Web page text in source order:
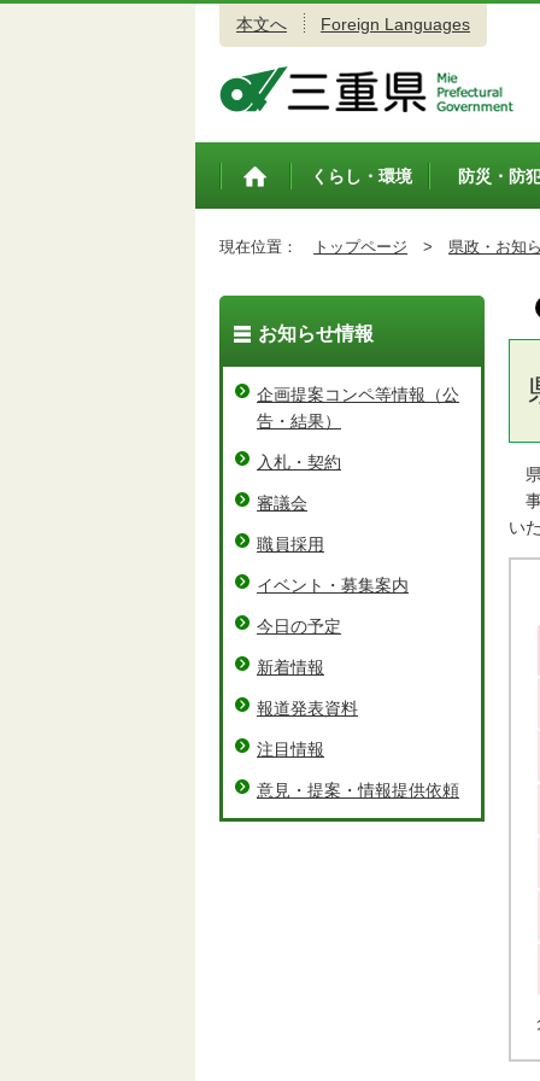
本文へ Foreign Languages
トップペ
くらし・環境 防災・防
現在位置： トップページ > 県政・お知
県
事
い
お知らせ情報
企画提案コンペ等情報（公
告・結果）
入札・契約
審議会
職員採用
イベント・募集案内
今日の予定
新着情報
報道発表資料
注目情報
意見・提案・情報提供依頼